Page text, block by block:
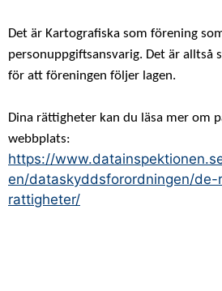
Det är Kartografiska som förening
personuppgiftsansvarig. Det är alltså
för att föreningen följer lagen.
Dina rättigheter kan du läsa mer om
webbplats:
https://
en/dataskyddsforordningen/de-
rattigheter/